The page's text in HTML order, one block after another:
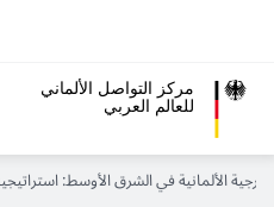
مركز التواصل الألماني
للعالم العربي
الألمانية في الشرق الأوسط: